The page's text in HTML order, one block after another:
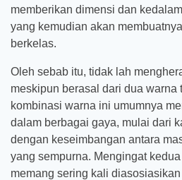
memberikan dimensi dan
yang kemudian akan
berkelas.
Oleh sebab itu, tidak lah
meskipun berasal dari dua warna
kombinasi warna ini umumnya
dalam berbagai gaya, mulai dari
dengan keseimbangan antara
yang sempurna. Mengingat
memang sering kali